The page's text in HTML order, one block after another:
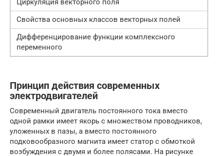
Циркуляция векторного поля
Свойства основных классов векторных полей
Дифференцирование функции комплексного
переменного
Принцип действия современных
электродвигателей
Современный двигатель постоянного тока вместо
одной рамки имеет якорь с множеством проводников,
уложенных в пазы, а вместо постоянного
подковообразного магнита имеет статор с обмоткой
возбуждения с двумя и более полясами. На рисунке